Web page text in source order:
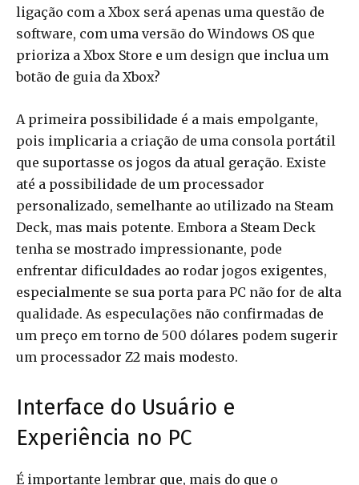
ligação com a Xbox será apenas uma questão de
software, com uma versão do Windows OS que
prioriza a Xbox Store e um design que inclua um
botão de guia da Xbox?
A primeira possibilidade é a mais empolgante,
pois implicaria a criação de uma consola portátil
que suportasse os jogos da atual geração. Existe
até a possibilidade de um processador
personalizado, semelhante ao utilizado na Steam
Deck, mas mais potente. Embora a Steam Deck
tenha se mostrado impressionante, pode
enfrentar dificuldades ao rodar jogos exigentes,
especialmente se sua porta para PC não for de alta
qualidade. As especulações não confirmadas de
um preço em torno de 500 dólares podem sugerir
um processador Z2 mais modesto.
Interface do Usuário e
Experiência no PC
É importante lembrar que, mais do que o